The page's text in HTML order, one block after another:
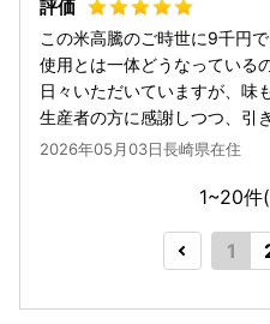
この米高騰のご時世に9千円
使用とは一体どうなっている
日々いただいていますが、味
生産者の方に感謝しつつ、引
2026年05月03日長崎県在住
1~20件
1